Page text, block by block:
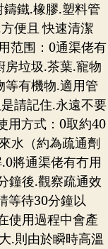
鐵.橡膠.塑料管
便且 快速清潔
范围：0通渠佬有
房垃圾.茶葉.寵物
等有機物.適用管
請記住.永遠不要
用方式：0取約40
水（約為疏通劑
將通渠佬有冇用
鐘後.觀察疏通效
等待30分鐘以
使用過程中會產
.則由於瞬時高溫